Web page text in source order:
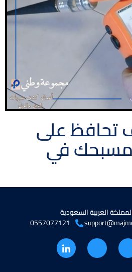
تحافظ على
مسبحك في
العربية السعودية
0557077121